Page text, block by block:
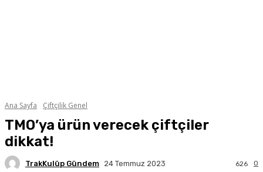
Ana Sayfa Çiftçilik Genel
TMO’ya ürün verecek çiftçiler
dikkat!
TrakKulüp Gündem 24 Temmuz 2023 0
626